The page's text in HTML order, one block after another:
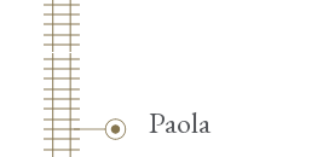
Paola